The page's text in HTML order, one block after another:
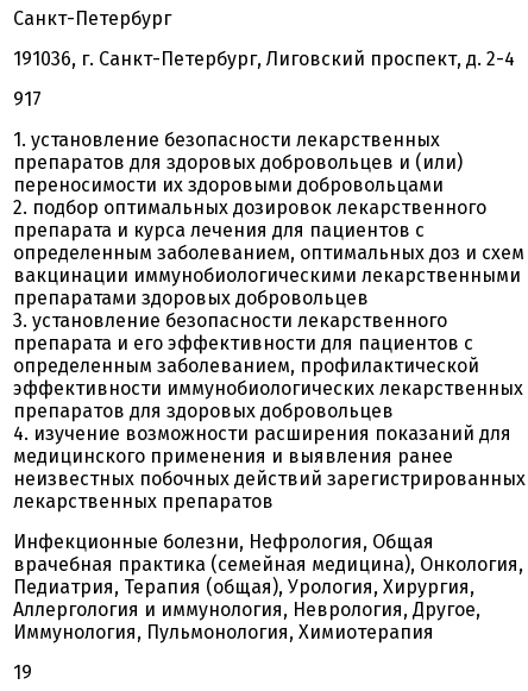
Санкт-Петербург
191036, г. Санкт-Петербург, Лиговский проспект, д. 2-4
917
1. установление безопасности лекарственных
препаратов для здоровых добровольцев и (или)
переносимости их здоровыми добровольцами
2. подбор оптимальных дозировок лекарственного
препарата и курса лечения для пациентов с
определенным заболеванием, оптимальных доз и схем
вакцинации иммунобиологическими лекарственными
препаратами здоровых добровольцев
3. установление безопасности лекарственного
препарата и его эффективности для пациентов с
определенным заболеванием, профилактической
эффективности иммунобиологических лекарственных
препаратов для здоровых добровольцев
4. изучение возможности расширения показаний для
медицинского применения и выявления ранее
неизвестных побочных действий зарегистрированных
лекарственных препаратов
Инфекционные болезни, Нефрология, Общая
врачебная практика (семейная медицина), Онкология,
Педиатрия, Терапия (общая), Урология, Хирургия,
Аллергология и иммунология, Неврология, Другое,
Иммунология, Пульмонология, Химиотерапия
19